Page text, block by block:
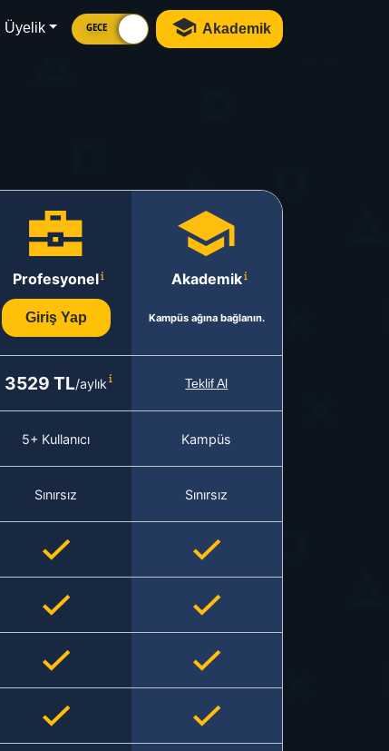
Üyelik GECE Akademik
Profesyonel
Giriş Yap
Akademik
Kampüs ağına bağlanın.
3529 TL/aylık Teklif Al
5+ Kullanıcı Kampüs
Sınırsız Sınırsız